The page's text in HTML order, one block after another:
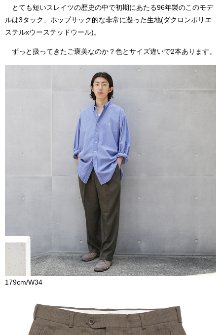
とても短いスレイツの歴史の中で初期にあたる96年製のこのモデ
ルは3タック、ホップサック的な非常に凝った生地(ダクロンポリエ
ステルxウーステッドウール)。
ずっと扱ってきたご褒美なのか？色とサイズ違いで2本あります。
179cm/W34